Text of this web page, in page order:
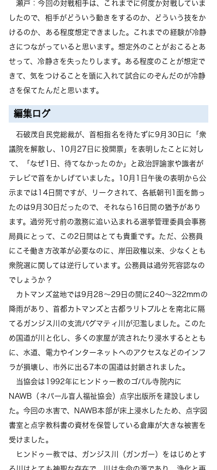
瀬戸：今回の対戦相手は、これまでに何度か対戦していま
したので、相手がどういう動きをするのか、どういう技をか
けるのか、ある程度想定できました。これまでの経験が冷静
さにつながっていると思います。想定外のことがおこるとあ
せって、冷静さを失ったりします。ある程度のことが想定で
きて、気をつけることを頭に入れて試合にのぞんだのが冷静
さを保てたんだと思います。
編集ログ
石破茂自民党総裁が、首相指名を待たずに9月30日に「衆
議院を解散し、10月27日に投開票」を表明したことに対し
て、「なぜ1日、待てなかったのか」と政治評論家や識者が
テレビで首をかしげていました。10月1日午後の表明から公
示までは14日間ですが、リークされて、各紙朝刊1面を飾っ
たのは9月30日だったので、それなら16日間の猶予があり
ます。過労死寸前の激務に追い込まれる選挙管理委員会事務
局員にとって、この2日間はとても貴重です。ただ、公務員
にこそ働き方改革が必要なのに、岸田政権以来、少なくとも
衆院選に関しては逆行しています。公務員は過労死容認なの
でしょうか？
カトマンズ盆地では9月28～29日の間に240～322mmの
降雨があり、首都カトマンズと古都ラリトプルとを南北に隔
てるガンジス川の支流バグマティ川が氾濫しました。このた
め国道が川と化し、多くの家屋が流されたり浸水するととも
に、水道、電力やインターネットへのアクセスなどのインフ
ラが損壊し、市外に出る7本の国道は封鎖されました。
当協会は1992年にヒンドゥー教のゴパル寺院内に
NAWB（ネパール盲人福祉協会）点字出版所を建設しまし
た。今回の水害で、NAWB本部が床上浸水したため、点字図
書室と点字教科書の資材を保管している倉庫が大きな被害を
受けました。
ヒンドゥー教では、ガンジス川（ガンガー）をはじめとす